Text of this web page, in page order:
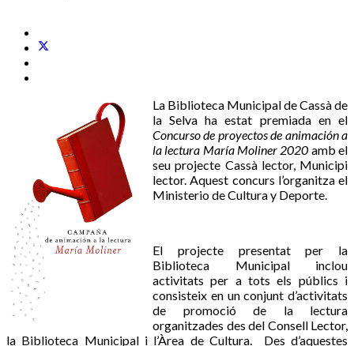
La Biblioteca Municipal de Cassà de
la Selva ha estat premiada en el
Concurso de proyectos de animación a
la lectura María Moliner 2020 amb el
seu projecte Cassà lector, Municipi
lector. Aquest concurs l’organitza el
Ministerio de Cultura y Deporte.
El projecte presentat per la
Biblioteca Municipal inclou
activitats per a tots els públics i
consisteix en un conjunt d’activitats
de promoció de la lectura
organitzades des del Consell Lector,
la Biblioteca Municipal i l’Àrea de Cultura. Des d’aquestes